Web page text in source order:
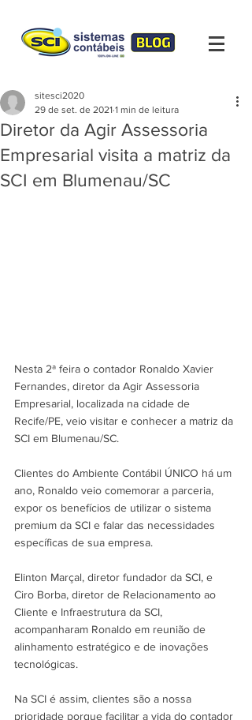
Diretor da Agir Assessoria
Empresarial visita a matriz da
SCI em Blumenau/SC
sitesci2020
29 de set. de 2021 1 min de leitura
Nesta 2ª feira o contador Ronaldo Xavier
Fernandes, diretor da Agir Assessoria
Empresarial, localizada na cidade de
Recife/PE, veio visitar e conhecer a matriz da
SCI em Blumenau/SC.
Clientes do Ambiente Contábil ÚNICO há um
ano, Ronaldo veio comemorar a parceria,
expor os benefícios de utilizar o sistema
premium da SCI e falar das necessidades
específicas de sua empresa.
Elinton Marçal, diretor fundador da SCI, e
Ciro Borba, diretor de Relacionamento ao
Cliente e Infraestrutura da SCI,
acompanharam Ronaldo em reunião de
alinhamento estratégico e de inovações
tecnológicas.
Na SCI é assim, clientes são a nossa
prioridade porque facilitar a vida do contador